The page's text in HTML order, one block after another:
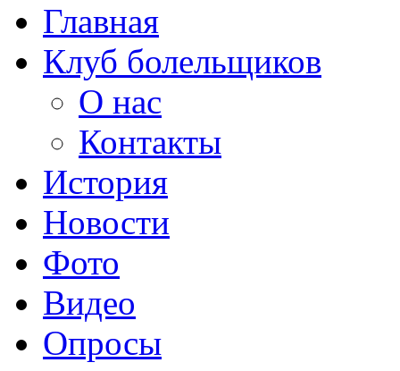
Главная
Клуб болельщиков
О нас
Контакты
История
Новости
Фото
Видео
Опросы